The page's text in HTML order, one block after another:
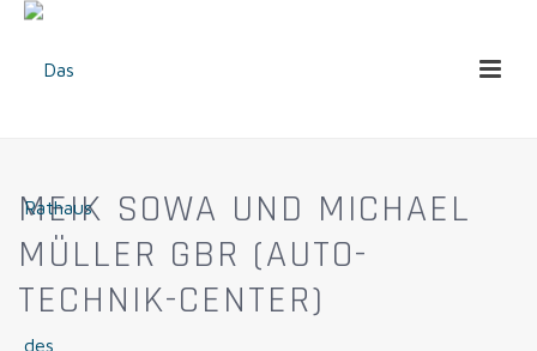
MEIK SOWA UND MICHAEL
MÜLLER GBR (AUTO-
TECHNIK-CENTER)